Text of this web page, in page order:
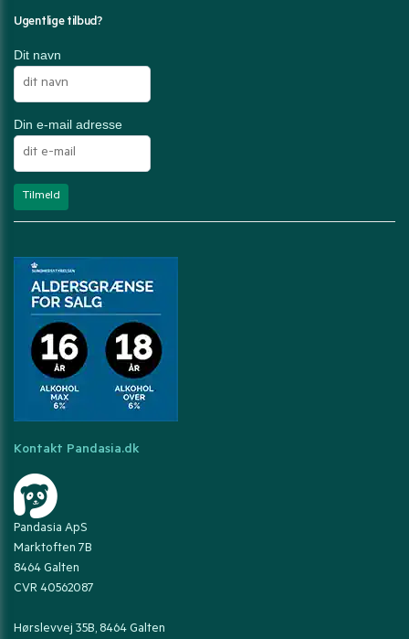
Ugentlige tilbud?
Dit navn
Din e-mail adresse
Kontakt Pandasia.dk
Pandasia ApS
Marktoften 7B
8464 Galten
CVR 40562087
Hørslevvej 35B, 8464 Galten